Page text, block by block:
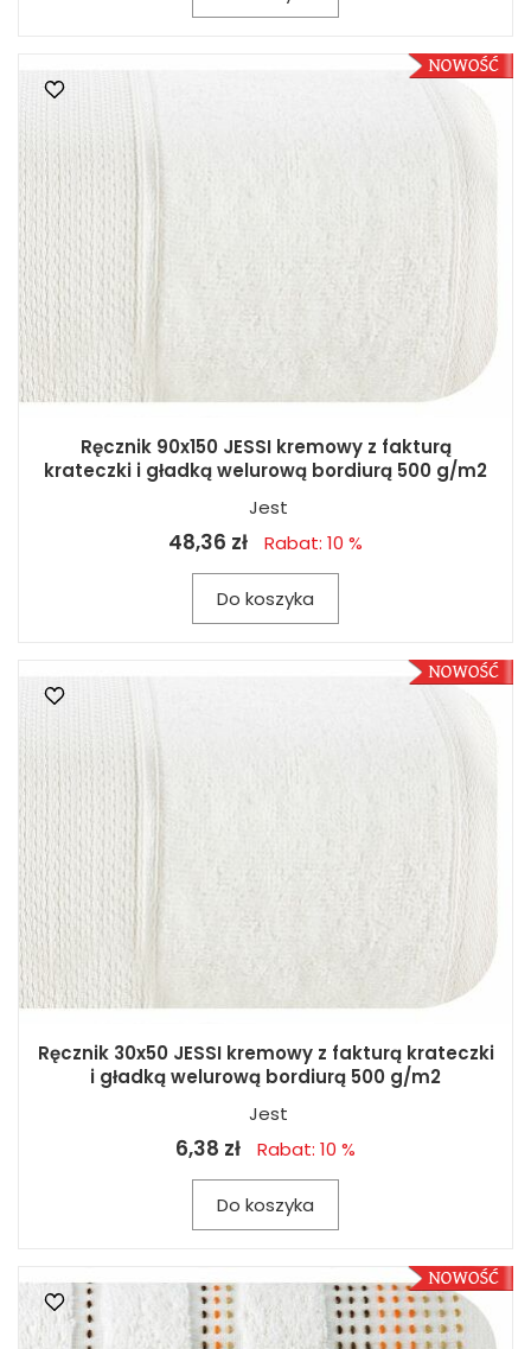
Ręcznik 90x150 JESSI kremowy z fakturą
krateczki i gładką welurową bordiurą 500 g/m2
Jest
48,36 zł Rabat: 10 %
Do koszyka
Ręcznik 30x50 JESSI kremowy z fakturą krateczki
i gładką welurową bordiurą 500 g/m2
Jest
6,38 zł Rabat: 10 %
Do koszyka